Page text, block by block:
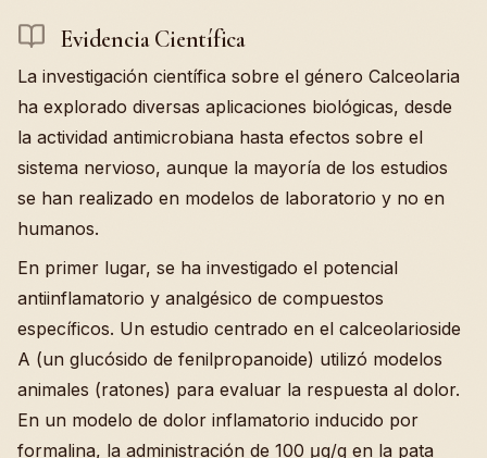
Evidencia Científica
La investigación científica sobre el género Calceolaria
ha explorado diversas aplicaciones biológicas, desde
la actividad antimicrobiana hasta efectos sobre el
sistema nervioso, aunque la mayoría de los estudios
se han realizado en modelos de laboratorio y no en
humanos.
En primer lugar, se ha investigado el potencial
antiinflamatorio y analgésico de compuestos
específicos. Un estudio centrado en el calceolarioside
A (un glucósido de fenilpropanoide) utilizó modelos
animales (ratones) para evaluar la respuesta al dolor.
En un modelo de dolor inflamatorio inducido por
formalina, la administración de 100 μg/g en la pata